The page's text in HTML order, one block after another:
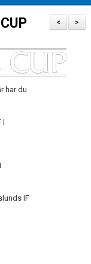
>
<
har du
I
IF